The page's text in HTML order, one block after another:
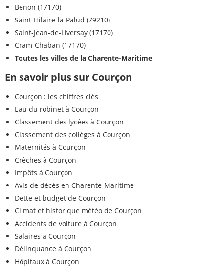
Benon (17170)
Saint-Hilaire-la-Palud (79210)
Saint-Jean-de-Liversay (17170)
Cram-Chaban (17170)
Toutes les villes de la Charente-Maritime
En savoir plus sur Courçon
Courçon : les chiffres clés
Eau du robinet à Courçon
Classement des lycées à Courçon
Classement des collèges à Courçon
Maternités à Courçon
Crèches à Courçon
Impôts à Courçon
Avis de décès en Charente-Maritime
Dette et budget de Courçon
Climat et historique météo de Courçon
Accidents de voiture à Courçon
Salaires à Courçon
Délinquance à Courçon
Hôpitaux à Courçon